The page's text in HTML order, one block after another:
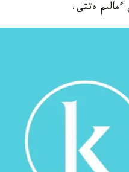
ەتتى.